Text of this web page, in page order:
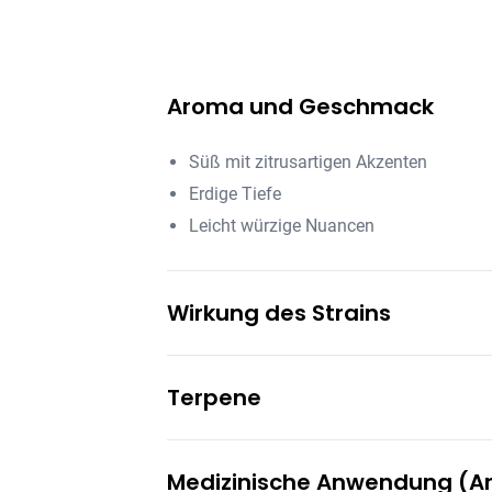
Aroma und Geschmack
Süß mit zitrusartigen Akzenten
Erdige Tiefe
Leicht würzige Nuancen
Wirkung des Strains
Anfangs energetisierend
Terpene
Linalool
Medizinische Anwendung